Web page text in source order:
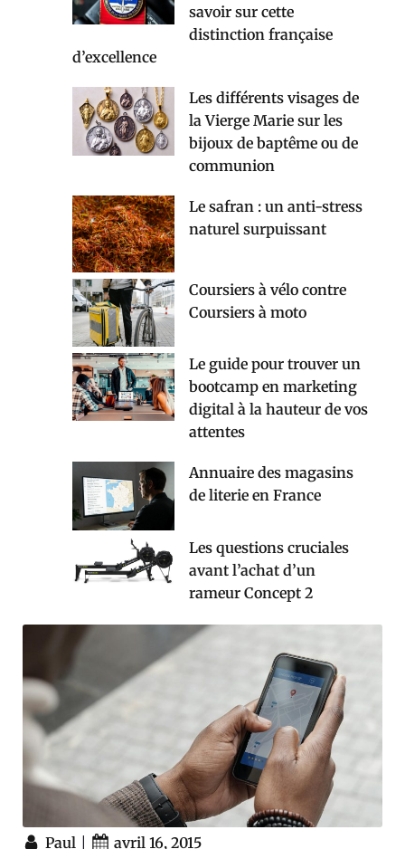
savoir sur cette
distinction française
d’excellence
Les différents visages de
la Vierge Marie sur les
bijoux de baptême ou de
communion
Le safran : un anti-stress
naturel surpuissant
Coursiers à vélo contre
Coursiers à moto
Le guide pour trouver un
bootcamp en marketing
digital à la hauteur de vos
attentes
Annuaire des magasins
de literie en France
Les questions cruciales
avant l’achat d’un
rameur Concept 2
Paul avril 16, 2015